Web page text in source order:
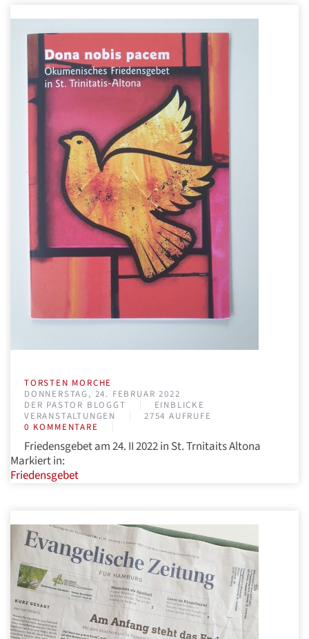
TORSTEN MORCHE
DONNERSTAG, 24. FEBRUAR 2022
DER PASTOR BLOGGT
EINBLICKE
VERANSTALTUNGEN
2754 AUFRUFE
0 KOMMENTARE
Friedensgebet am 24. II 2022 in St. Trnitaits Altona
Markiert in:
Friedensgebet